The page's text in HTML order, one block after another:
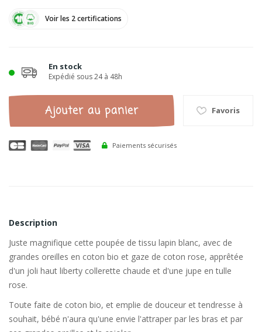
Voir les 2 certifications
En stock
Expédié sous 24 à 48h
Ajouter au panier Favoris
Paiements sécurisés
Description
Juste magnifique cette poupée de tissu lapin blanc, avec de
grandes oreilles en coton bio et gaze de coton rose, apprêtée
d'un joli haut liberty collerette chaude et d'une jupe en tulle
rose.
Toute faite de coton bio, et emplie de douceur et tendresse à
souhait, bébé n'aura qu'une envie l'attraper par les bras et par